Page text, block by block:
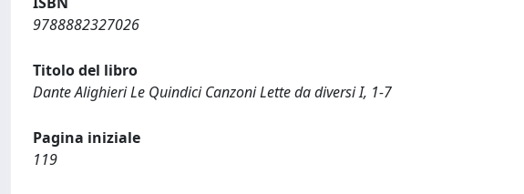
9788882327026
Titolo del libro
Dante Alighieri Le Quindici Canzoni Lette da diversi I, 1-7
Pagina iniziale
119